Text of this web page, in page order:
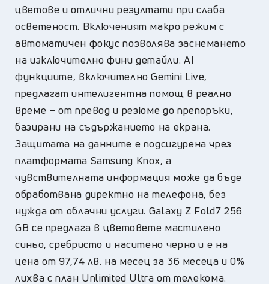
цветове и отлични резултати при слаба
осветеност. Включеният макро режим с
автоматичен фокус позволява заснемането
на изключително фини детайли. AI
функциите, включително Gemini Live,
предлагат интелигентна помощ в реално
време – от превод и резюме до препоръки,
базирани на съдържанието на екрана.
Защитата на данните е подсигурена чрез
платформата Samsung Knox, а
чувствителната информация може да бъде
обработвана директно на телефона, без
нужда от облачни услуги. Galaxy Z Fold7 256
GB се предлага в цветовете мастилено
синьо, сребристо и наситено черно и е на
цена от 97,74 лв. на месец за 36 месеца и 0%
лихва с план Unlimited Ultra от телекома.